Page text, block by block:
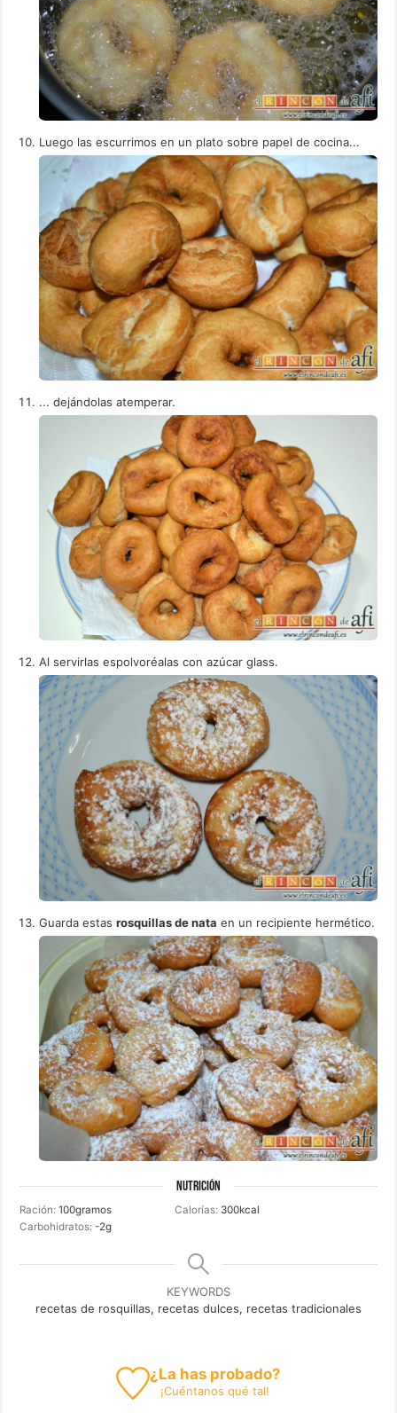
Luego las escurrimos en un plato sobre papel de cocina...
... dejándolas atemperar.
Al servirlas espolvoréalas con azúcar glass.
Guarda estasrosquillas de nata en un recipiente hermético.
NUTRICIÓN
Ración:100gramos Calorías: 300kcal
Carbohidratos:-2g
KEYWORDS
recetas de rosquillas, recetas dulces, recetas tradicionales
¿La has probado?
¡Cuéntanos qué tal!